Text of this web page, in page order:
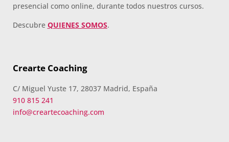
presencial como online, durante todos nuestros cursos.
Descubre QUIENES SOMOS.
Crearte Coaching
C/ Miguel Yuste 17, 28037 Madrid, España
910 815 241
info@creartecoaching.com